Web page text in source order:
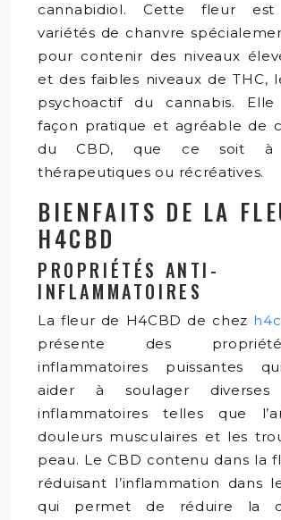
cannabidiol. Cette fleur
variétés de chanvre
pour contenir des niveaux
et des faibles niveaux de THC,
psychoactif du cannabis.
façon pratique et agréable de
du CBD, que ce soit à
thérapeutiques ou récréatives.
BIENFAITS DE LA
H4CBD
PROPRIÉTÉS ANTI-
INFLAMMATOIRES
La fleur de H4CBD de chez
présente des
inflammatoires puissantes
aider à soulager diverses
inflammatoires telles que
douleurs musculaires et les
peau. Le CBD contenu dans la
réduisant l’inflammation dans
qui permet de réduire la